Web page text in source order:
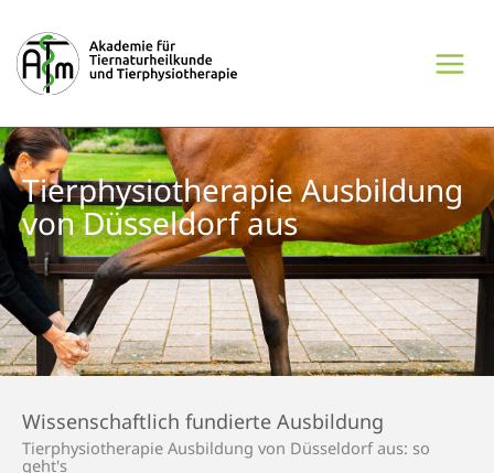
Inhalt
springen
Tierphysio­therapie Ausbildung
von Düsseldorf aus
Wissenschaftlich fundierte Ausbildung
Tierphysio­therapie Ausbildung von Düsseldorf aus: so
geht's